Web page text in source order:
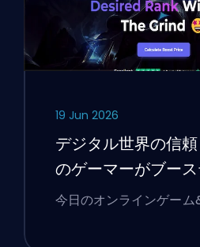
19 Jun 2026
デジタル世界の信
のゲーマーがブー
ットフォームの選択
今日のオンラインゲー